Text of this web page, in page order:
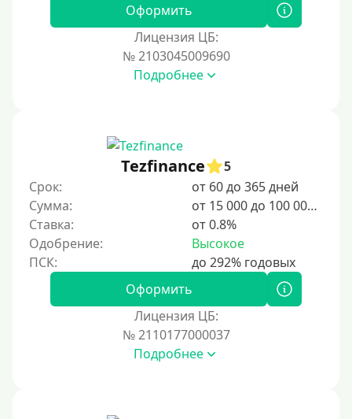
Оформить
Лицензия ЦБ:
№ 2103045009690
Подробнее
Tezfinance
5
Срок:
от 60 до 365 дней
Сумма:
от 15 000 до 100 000 ₽
Ставка:
от 0.8%
Одобрение:
Высокое
Оформить
Лицензия ЦБ:
№ 2110177000037
Подробнее